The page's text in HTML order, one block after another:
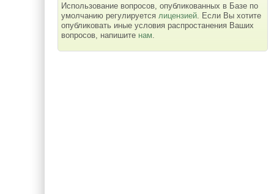
Использование вопросов, опубликованных в Базе по
умолчанию регулируется лицензией . Если Вы хотите
опубликовать иные условия распростанения Ваших
вопросов, напишите нам